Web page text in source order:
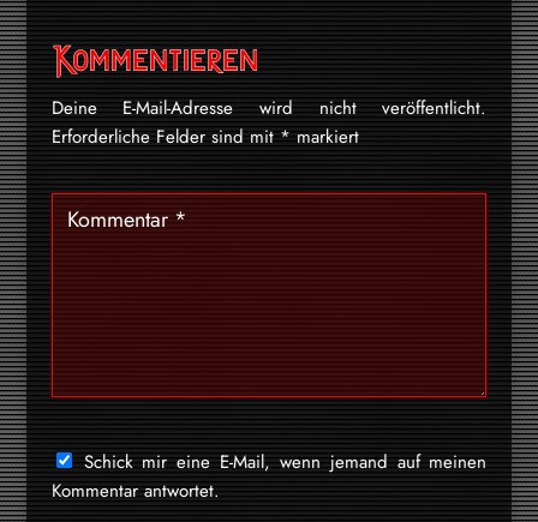
Kommentieren
Deine E-Mail-Adresse wird nicht veröffentlicht.
Erforderliche Felder sind mit* markiert
Schick mir eine E-Mail, wenn jemand auf meinen
Kommentar antwortet.